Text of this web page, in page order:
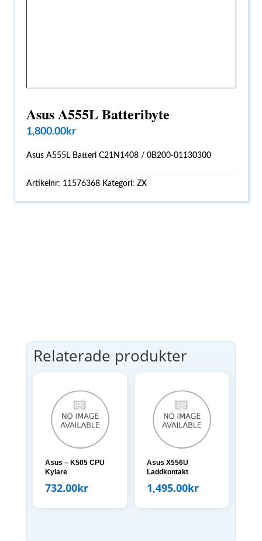
Asus A555L Batteribyte
1,800.00kr
Asus A555L Batteri C21N1408 / 0B200-01130300
Artikelnr: 11576368 Kategori:ZX
Relaterade produkter
Asus – K505 CPU
Kylare
732.00kr
Asus X556U
Laddkontakt
1,495.00kr